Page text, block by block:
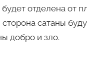
отделена от
сатаны
добро и зло.